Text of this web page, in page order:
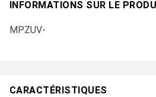
INFORMATIONS SUR LE
MPZUV-
CARACTÉRISTIQUES